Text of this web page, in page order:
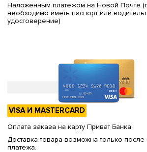
Наложенным платежом на Новой Почте
необходимо иметь паспорт или
удостоверение)
VISA И MASTERCARD
Оплата заказа на карту Приват Банка.
Доставка товара возможна только
платежа.